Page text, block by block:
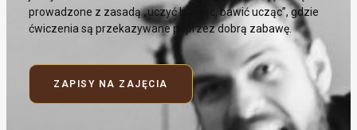
prowadzone z zasadą „uczyć bawiąc, bawić ucząc”, gdzie
ćwiczenia są przekazywane poprzez dobrą zabawę.
ZAPISY NA ZAJĘCIA